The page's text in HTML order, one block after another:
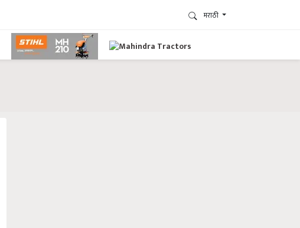
मराठी